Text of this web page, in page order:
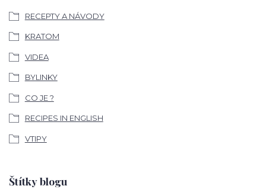
RECEPTY A NÁVODY
KRATOM
VIDEA
BYLINKY
CO JE ?
RECIPES IN ENGLISH
VTIPY
Štítky blogu